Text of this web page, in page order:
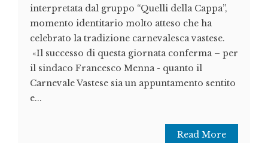
interpretata dal gruppo “Quelli della Cappa”,
momento identitario molto atteso che ha
celebrato la tradizione carnevalesca vastese.
«Il successo di questa giornata conferma – per
il sindaco Francesco Menna - quanto il
Carnevale Vastese sia un appuntamento sentito
e...
Read More